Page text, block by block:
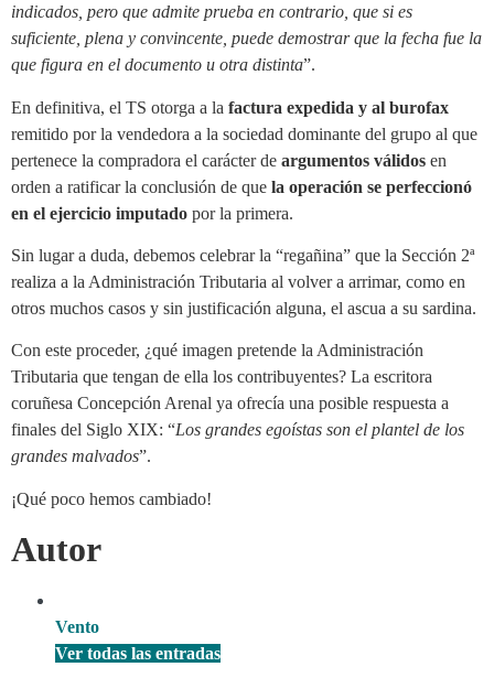
indicados, pero que admite prueba en contrario, que si es
suficiente, plena y convincente, puede demostrar que la fecha fue la
que figura en el documento u otra distinta”.
En definitiva, el TS otorga a la factura expedida y al burofax
remitido por la vendedora a la sociedad dominante del grupo al que
pertenece la compradora el carácter de argumentos válidos en
orden a ratificar la conclusión de que la operación se perfeccionó
en el ejercicio imputado por la primera.
Sin lugar a duda, debemos celebrar la “regañina” que la Sección 2ª
realiza a la Administración Tributaria al volver a arrimar, como en
otros muchos casos y sin justificación alguna, el ascua a su sardina.
Con este proceder, ¿qué imagen pretende la Administración
Tributaria que tengan de ella los contribuyentes? La escritora
coruñesa Concepción Arenal ya ofrecía una posible respuesta a
finales del Siglo XIX: “Los grandes egoístas son el plantel de los
grandes malvados”.
¡Qué poco hemos cambiado!
Autor
Vento
Ver todas las entradas